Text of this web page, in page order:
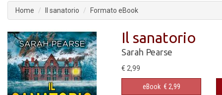
Home Il sanatorio Formato eBook
Il sanatorio
Sarah Pearse
€ 2,99
eBook € 2,99